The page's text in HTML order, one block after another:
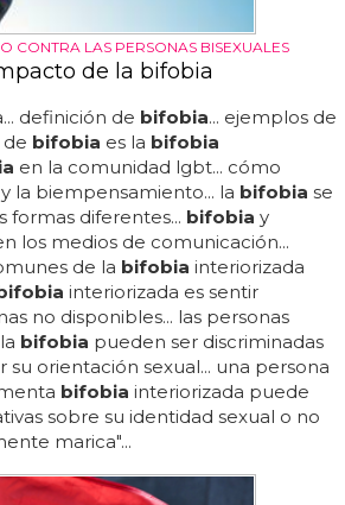
CONTRA LAS PERSONAS BISEXUALES
de la bifobia
definición de bifobia... ejemplos de
de bifobia es la bifobia
en la comunidad lgbt... cómo
y la biempensamiento... la bifobia se
formas diferentes... bifobia y
los medios de comunicación...
de la bifobia interiorizada
interiorizada es sentir
no disponibles... las personas
bifobia pueden ser discriminadas
su orientación sexual... una persona
bifobia interiorizada puede
sobre su identidad sexual o no
marica"...